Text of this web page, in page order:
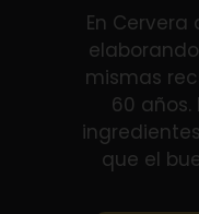
En
mismas
60
que el